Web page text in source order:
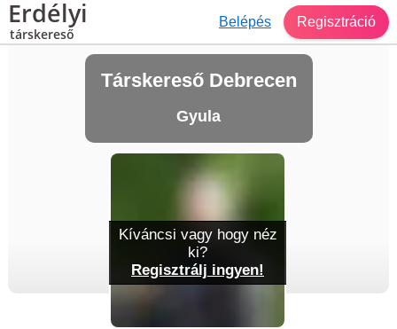
Erdélyi
társkereső
Belépés Regisztráció
Társkereső Debrecen
Gyula
Kíváncsi vagy hogy néz
ki?
Regisztrálj ingyen!